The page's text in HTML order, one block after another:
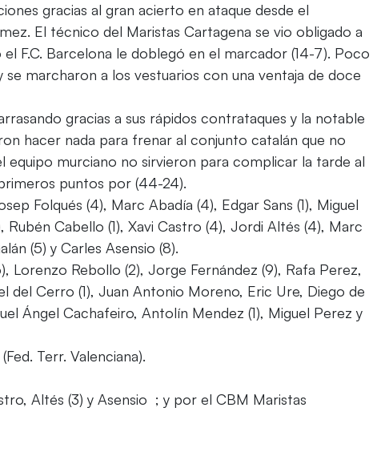
gracias al gran acierto en ataque desde el
El técnico del Maristas Cartagena se vio obligado a
F.C. Barcelona le doblegó en el marcador (14-7). Poco
marcharon a los vestuarios con una ventaja de doce
gracias a sus rápidos contrataques y la notable
hacer nada para frenar al conjunto catalán que no
equipo murciano no sirvieron para complicar la tarde al
puntos por (44-24).
Folqués (4), Marc Abadía (4), Edgar Sans (1), Miguel
Rubén Cabello (1), Xavi Castro (4), Jordi Altés (4), Marc
(5) y Carles Asensio (8).
Lorenzo Rebollo (2), Jorge Fernández (9), Rafa Perez,
del Cerro (1), Juan Antonio Moreno, Eric Ure, Diego de
Ángel Cachafeiro, Antolín Mendez (1), Miguel Perez y
(Fed. Terr. Valenciana).
Altés (3) y Asensio ; y por el CBM Maristas